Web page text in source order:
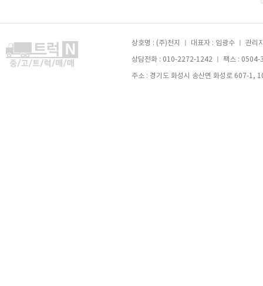
상호명 : (주)천지 ㅣ 대표자 : 임광수 ㅣ 관
상담전화 : 010-2272-1242 ㅣ 팩스 :
주소 : 경기도 화성시 송산면 화성로 607-